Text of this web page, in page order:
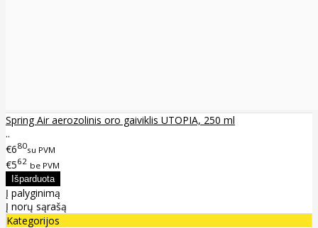
Spring Air aerozolinis oro gaiviklis UTOPIA, 250 ml
..
€680su PVM
€562 be PVM
Į palyginimą
Į norų sąrašą
Kategorijos